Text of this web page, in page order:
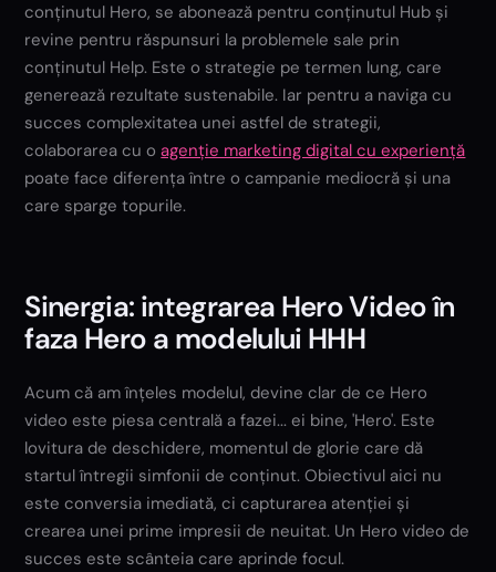
conținutul Hero, se abonează pentru conținutul Hub și
revine pentru răspunsuri la problemele sale prin
conținutul Help. Este o strategie pe termen lung, care
generează rezultate sustenabile. Iar pentru a naviga cu
succes complexitatea unei astfel de strategii,
colaborarea cu oagenție marketing digital cu experiență
poate face diferența între o campanie mediocră și una
care sparge topurile.
Sinergia: integrarea Hero Video în
faza Hero a modelului HHH
Acum că am înțeles modelul, devine clar de ce Hero
video este piesa centrală a fazei... ei bine, 'Hero'. Este
lovitura de deschidere, momentul de glorie care dă
startul întregii simfonii de conținut. Obiectivul aici nu
este conversia imediată, ci capturarea atenției și
crearea unei prime impresii de neuitat. Un Hero video de
succes este scânteia care aprinde focul.